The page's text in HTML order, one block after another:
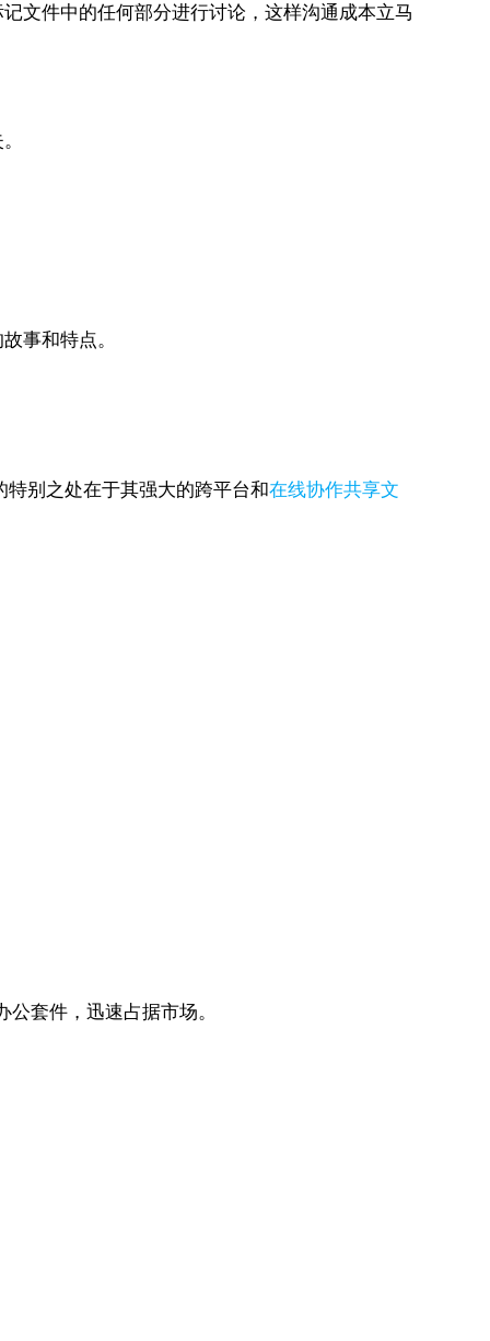
文件中的任何部分进行讨论，这样沟通成本立马
事和特点。
别之处在于其强大的跨平台和在线协作共享文
套件，迅速占据市场。